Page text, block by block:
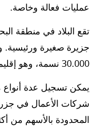
عمليات فعالة وخاصة.
جزيرة صغيرة ورئيسية.
30.000 نسمة، وهو إقليم بريطاني ما وراء البحار.
يمكن تسجيل عدة
شركات الأعمال في جزر
المحدودة بالأسهم من